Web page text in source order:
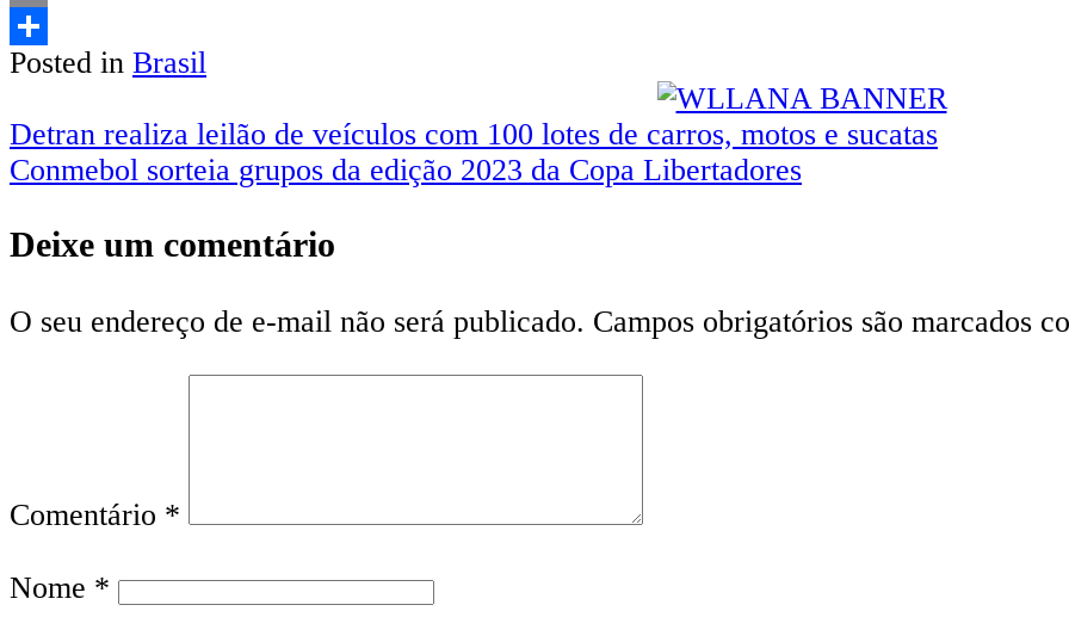
Email
Share
Posted in Brasil
Navegação
de
Post
Detran realiza leilão de veículos com 100 lotes de carros, motos e sucatas
Conmebol sorteia grupos da edição 2023 da Copa Libertadores
Deixe um comentário
O seu endereço de e-mail não será publicado. Campos obrigatórios são marcados
Comentário *
Nome *